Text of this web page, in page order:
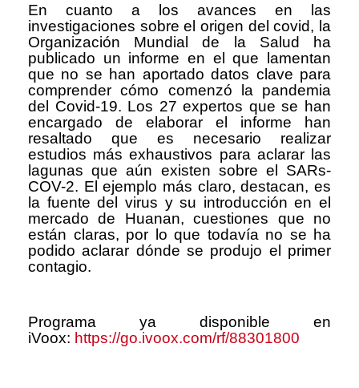
En cuanto a los avances en las
investigaciones sobre el origen del covid, la
Organización Mundial de la Salud ha
publicado un informe en el que lamentan
que no se han aportado datos clave para
comprender cómo comenzó la pandemia
del Covid-19. Los 27 expertos que se han
encargado de elaborar el informe han
resaltado que es necesario realizar
estudios más exhaustivos para aclarar las
lagunas que aún existen sobre el SARs-
COV-2. El ejemplo más claro, destacan, es
la fuente del virus y su introducción en el
mercado de Huanan, cuestiones que no
están claras, por lo que todavía no se ha
podido aclarar dónde se produjo el primer
contagio.
Programa ya disponible en
iVoox: https://go.ivoox.com/rf/88301800